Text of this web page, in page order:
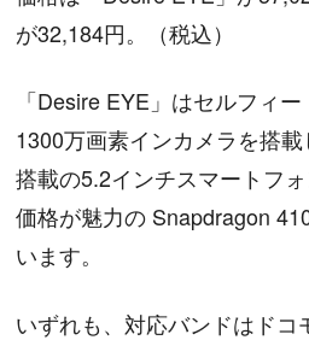
が32,184円。（税込）
「Desire EYE」はセルフィ
1300万画素インカメラを搭
搭載の5.2インチスマートフ
価格が魅力の Snapdragon
います。
いずれも、対応バンドはドコ